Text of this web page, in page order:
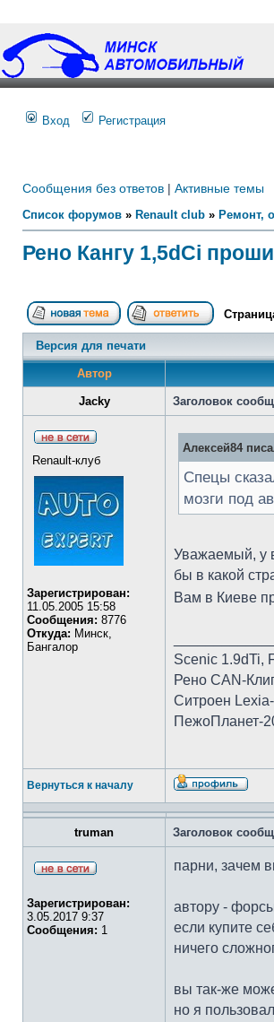
Вход Регистрация
Сообщения без ответов | Активные темы
Список форумов » Renault club » Ремонт,
Рено Кангу 1,5dCi
Версия для печати
Автор
Jacky Заголовок
Renault-клуб
Зарегистрирован:
11.05.2005 15:58
Сообщения: 8776
Откуда: Минск,
Бангалор
Алексей84
Спецы
мозги под
Уважаемый, у
бы в какой
Вам в Киеве
Scenic 1.9dTi,
Рено CAN-
Ситроен
ПежоПланет-
Вернуться к началу
truman Заголовок
Зарегистрирован:
3.05.2017 9:37
Сообщения: 1
парни, зачем
автору -
если купите
ничего
вы так-же
но я